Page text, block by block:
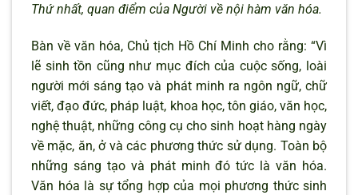
Thứ nhất, quan điểm của Người về nội hàm văn hóa.
Bàn về văn hóa, Chủ tịch Hồ Chí Minh cho rằng: “Vì
lẽ sinh tồn cũng như mục đích của cuộc sống, loài
người mới sáng tạo và phát minh ra ngôn ngữ, chữ
viết, đạo đức, pháp luật, khoa học, tôn giáo, văn học,
nghệ thuật, những công cụ cho sinh hoạt hàng ngày
về mặc, ăn, ở và các phương thức sử dụng. Toàn bộ
những sáng tạo và phát minh đó tức là văn hóa.
Văn hóa là sự tổng hợp của mọi phương thức sinh